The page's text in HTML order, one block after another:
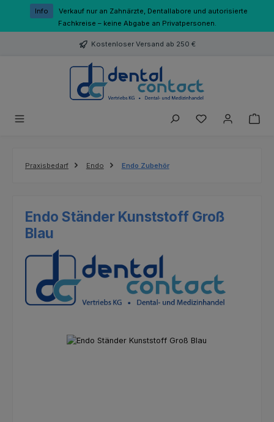
Zum Hauptinhalt springen
Info
Verkauf nur an Zahnärzte, Dentallabore und autorisierte
Fachkreise – keine Abgabe an Privatpersonen.
Kostenloser Versand ab 250 €
Du hast 0
Praxisbedarf Endo Endo Zubehör
Endo Ständer Kunststoff Groß
Blau
Bildergalerie überspringen